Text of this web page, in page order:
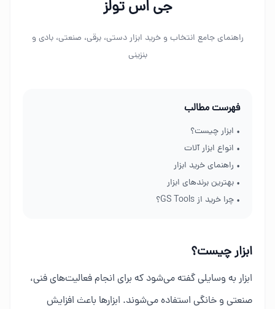
جی اس تولز
راهنمای جامع انتخاب و خرید ابزار دستی، برقی، صنعتی، بادی و
بنزینی
فهرست مطالب
• ابزار چیست؟
• انواع ابزار آلات
• راهنمای خرید ابزار
• بهترین برندهای ابزار
• چرا خرید از GS Tools؟
ابزار چیست؟
ابزار به وسایلی گفته می‌شود که برای انجام فعالیت‌های فنی،
صنعتی و خانگی استفاده می‌شوند. ابزارها باعث افزایش